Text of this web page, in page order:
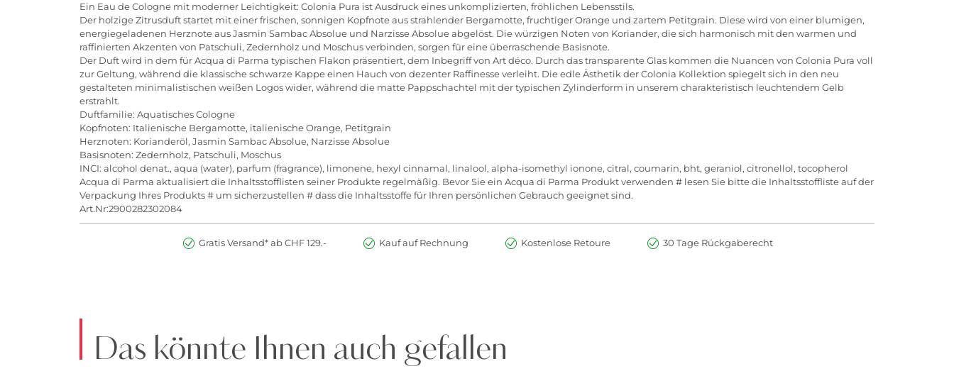
Ein Eau de Cologne mit moderner Leichtigkeit: Colonia Pura ist Ausdruck eines unkomplizierten, fröhlichen Lebensstils.
Der holzige Zitrusduft startet mit einer frischen, sonnigen Kopfnote aus strahlender Bergamotte, fruchtiger Orange und zartem Petitgrain. Diese wird von einer blumigen,
energiegeladenen Herznote aus Jasmin Sambac Absolue und Narzisse Absolue abgelöst. Die würzigen Noten von Koriander, die sich harmonisch mit den warmen und
raffinierten Akzenten von Patschuli, Zedernholz und Moschus verbinden, sorgen für eine überraschende Basisnote.
Der Duft wird in dem für Acqua di Parma typischen Flakon präsentiert, dem Inbegriff von Art déco. Durch das transparente Glas kommen die Nuancen von Colonia Pura voll
zur Geltung, während die klassische schwarze Kappe einen Hauch von dezenter Raffinesse verleiht. Die edle Ästhetik der Colonia Kollektion spiegelt sich in den neu
gestalteten minimalistischen weißen Logos wider, während die matte Pappschachtel mit der typischen Zylinderform in unserem charakteristisch leuchtendem Gelb
erstrahlt.
Duftfamilie: Aquatisches Cologne
Kopfnoten: Italienische Bergamotte, italienische Orange, Petitgrain
Herznoten: Korianderöl, Jasmin Sambac Absolue, Narzisse Absolue
Basisnoten: Zedernholz, Patschuli, Moschus
INCI: alcohol denat., aqua (water), parfum (fragrance), limonene, hexyl cinnamal, linalool, alpha-isomethyl ionone, citral, coumarin, bht, geraniol, citronellol, tocopherol
Acqua di Parma aktualisiert die Inhaltsstofflisten seiner Produkte regelmäßig. Bevor Sie ein Acqua di Parma Produkt verwenden # lesen Sie bitte die Inhaltsstoffliste auf der
Verpackung Ihres Produkts # um sicherzustellen # dass die Inhaltsstoffe für Ihren persönlichen Gebrauch geeignet sind.
Art.Nr:2900282302084
Gratis Versand* ab CHF 129.- Kauf auf Rechnung Kostenlose Retoure 30 Tage Rückgaberecht
Das könnte Ihnen auch gefallen